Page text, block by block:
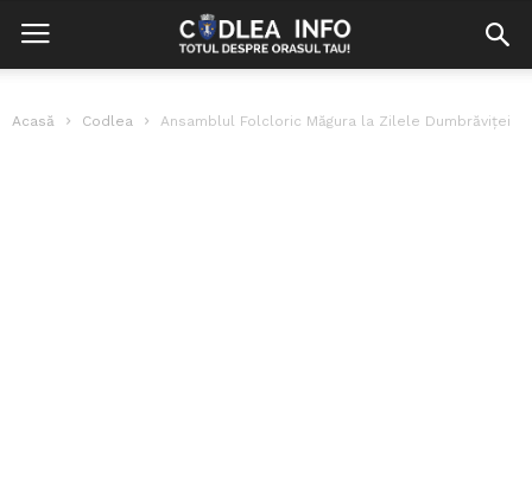
Acasă Codlea Ansamblul Folcloric Măgura la Zilele Dumbrăviței